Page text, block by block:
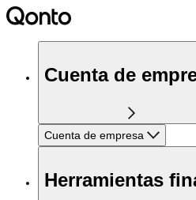
Cuenta de
Cuenta de empresa
Herramientas